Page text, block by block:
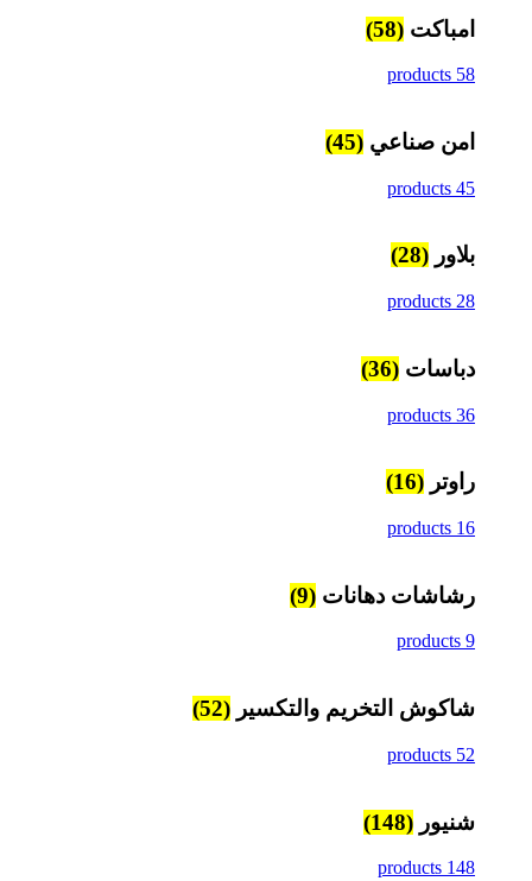
امباكت (58)
58 products
امن صناعي (45)
45 products
بلاور (28)
28 products
دباسات (36)
36 products
راوتر (16)
16 products
رشاشات دهانات (9)
9 products
شاكوش التخريم والتكسير (52)
52 products
شنيور (148)
148 products